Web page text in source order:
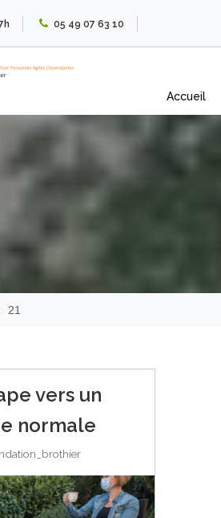
05 49 07 63 10
Accueil
21
vers un
normale